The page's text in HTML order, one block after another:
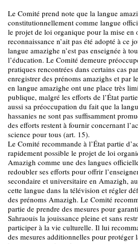
Le Comité prend note que la langue
constitutionnellement comme langue
le projet de loi organique pour la mise en
reconnaissance n’ait pas été adopté à ce
langue amazighe n’est pas enseignée à
l’éducation. Le Comité demeure
pratiques rencontrées dans certains cas
enregistrer des prénoms amazighs et par
en langue amazighe ont une place très
publique, malgré les efforts de l’État
aussi sa préoccupation du fait que la
hassanies ne sont pas suffisamment
des efforts restent à fournir concernant
science pour tous (art. 15).
Le Comité recommande à l’État partie
rapidement possible le projet de loi
Amazigh comme une des langues
redoubler ses efforts pour offrir
secondaire et universitaire en Amazigh,
cette langue dans la télévision et régler
des prénoms Amazigh. Le Comité
partie de prendre des mesures pour
Sahraouis la jouissance pleine et sans
participer à la vie culturelle. Il lui
des mesures additionnelles pour protéger